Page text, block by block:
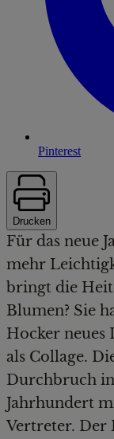
Pinterest
Drucken
Für das neue
mehr
bringt die
Blumen? Sie
Hocker neues
als Collage.
Durchbruch
Jahrhundert
Vertreter. Der